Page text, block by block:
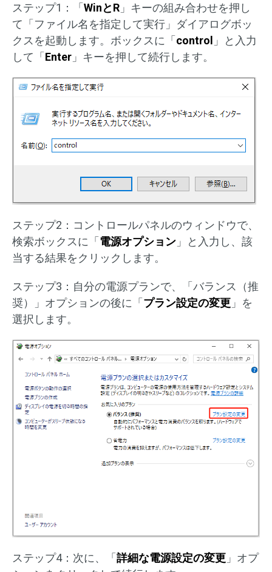
ステップ1：「 WinとR 」キーの組み合わせを押し
て「ファイル名を指定して実行」ダイアログボッ
クスを起動します。ボックスに「 control 」と入力
して「 Enter 」キーを押して続行します。
ステップ2：コントロールパネルのウィンドウで、
検索ボックスに「 電源オプション 」と入力し、該
当する結果をクリックします。
ステップ3：自分の電源プランで、「バランス（推
奨）」オプションの後に「 プラン設定の変更 」を
選択します。
ステップ4：次に、「 詳細な電源設定の変更 」オプ